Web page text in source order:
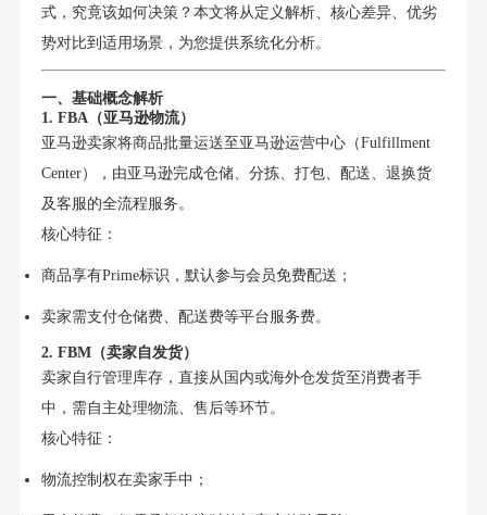
式，究竟该如何决策？本文将从定义解析、核心差异、优劣
势对比到适用场景，为您提供系统化分析。
一、基础概念解析
1. FBA（亚马逊物流）
亚马逊卖家将商品批量运送至亚马逊运营中心（Fulfillment
Center），由亚马逊完成仓储、分拣、打包、配送、退换货
及客服的全流程服务。
核心特征：
商品享有Prime标识，默认参与会员免费配送；
卖家需支付仓储费、配送费等平台服务费。
2. FBM（卖家自发货）
卖家自行管理库存，直接从国内或海外仓发货至消费者手
中，需自主处理物流、售后等环节。
核心特征：
物流控制权在卖家手中；